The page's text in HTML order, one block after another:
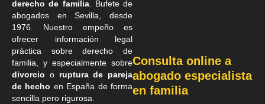
derecho de familia. Bufete de
abogados en Sevilla, desde
1976. Nuestro empeño es
ofrecer información legal
práctica sobre derecho de
familia, y especialmente sobre
divorcio o ruptura de pareja
de hecho en España de forma
sencilla pero rigurosa.
Consulta online a
abogado especialista
en familia